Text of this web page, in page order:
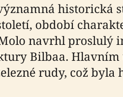
historická
období
navrhl proslulý
Bilbaa. Hlavním
rudy, což